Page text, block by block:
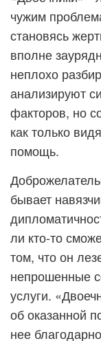
чужим
становясь
вполне
неплохо
анализируют
факторов, но
как только
помощь.
бывает
ли кто-то
том, что он
непрошенные
услуги.
об оказанной
нее